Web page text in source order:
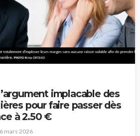
implacable des
pour faire passer dès
à 2.50 €
6 mars 2026